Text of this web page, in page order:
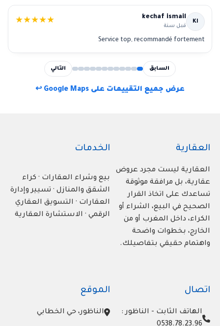
L
Lemgharni
قبل سنة
★
★
★
★
★
Bonne service
السابق التالي
عرض جميع التقييمات على Google Maps ↩
العقارية
العقارية ليست مجرد عروض
عقارية، بل مرافقة موثوقة
تساعدك على اتخاذ القرار
الصحيح في البيع، الشراء أو
الكراء، داخل المغرب أو من
الخارج، بخطوات واضحة
واهتمام حقيقي بتفاصيلك.
الخدمات
بيع وشراء العقارات · كراء
الشقق والمنازل · تسيير وإدارة
العقارات · التسويق العقاري
الرقمي · الاستشارة العقارية
اتصال
الهاتف الثابت - الناظور :
الموقع
الناظور، حي الخطابي